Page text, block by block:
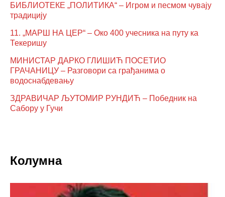
БИБЛИОТЕКЕ „ПОЛИТИКА“ – Игром и песмом чувају
традицију
11. „МАРШ НА ЦЕР“ – Око 400 учесника на путу ка
Текеришу
МИНИСТАР ДАРКО ГЛИШИЋ ПОСЕТИО
ГРАЧАНИЦУ – Разговори са грађанима о
водоснабдевању
ЗДРАВИЧАР ЉУТОМИР РУНДИЋ – Победник на
Сабору у Гучи
Колумна